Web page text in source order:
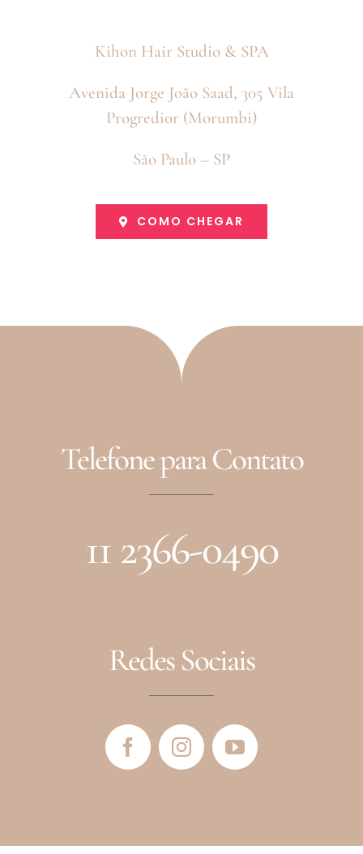
Kihon Hair Studio & SPA
Avenida Jorge João Saad, 305 Vila
Progredior (Morumbi)
São Paulo – SP
COMO CHEGAR
Telefone para Contato
11 2366-0490
Redes Sociais